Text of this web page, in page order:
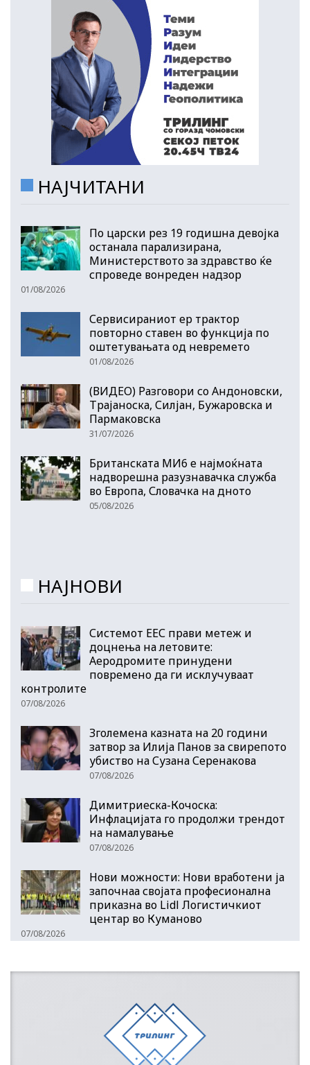
НАЈЧИТАНИ
По царски рез 19 годишна девојка
останала парализирана,
Министерството за здравство ќе
спроведе вонреден надзор
01/08/2026
Сервисираниот ер трактор
повторно ставен во функција по
оштетувањата од невремето
01/08/2026
(ВИДЕО) Разговори со Андоновски,
Трајаноска, Силјан, Бужаровска и
Пармаковска
31/07/2026
Британската МИ6 е најмоќната
надворешна разузнавачка служба
во Европа, Словачка на дното
05/08/2026
НАЈНОВИ
Системот ЕЕС прави метеж и
доцнења на летовите:
Аеродромите принудени
повремено да ги исклучуваат
контролите
07/08/2026
Зголемена казната на 20 години
затвор за Илија Панов за свирепото
убиство на Сузана Серенакова
07/08/2026
Димитриеска-Кочоска:
Инфлацијата го продолжи трендот
на намалување
07/08/2026
Нови можности: Нови вработени ја
започнаа својата професионална
приказна во Lidl Логистичкиот
центар во Куманово
07/08/2026